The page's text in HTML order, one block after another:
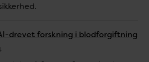
drevet forskning i blodforgiftning